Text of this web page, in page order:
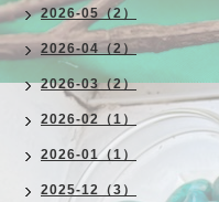
2026-05（2）
2026-04（2）
2026-03（2）
2026-02（1）
2026-01（1）
2025-12（3）